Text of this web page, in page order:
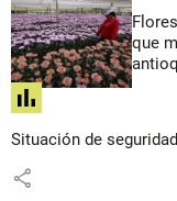
que
share
Situación de
share